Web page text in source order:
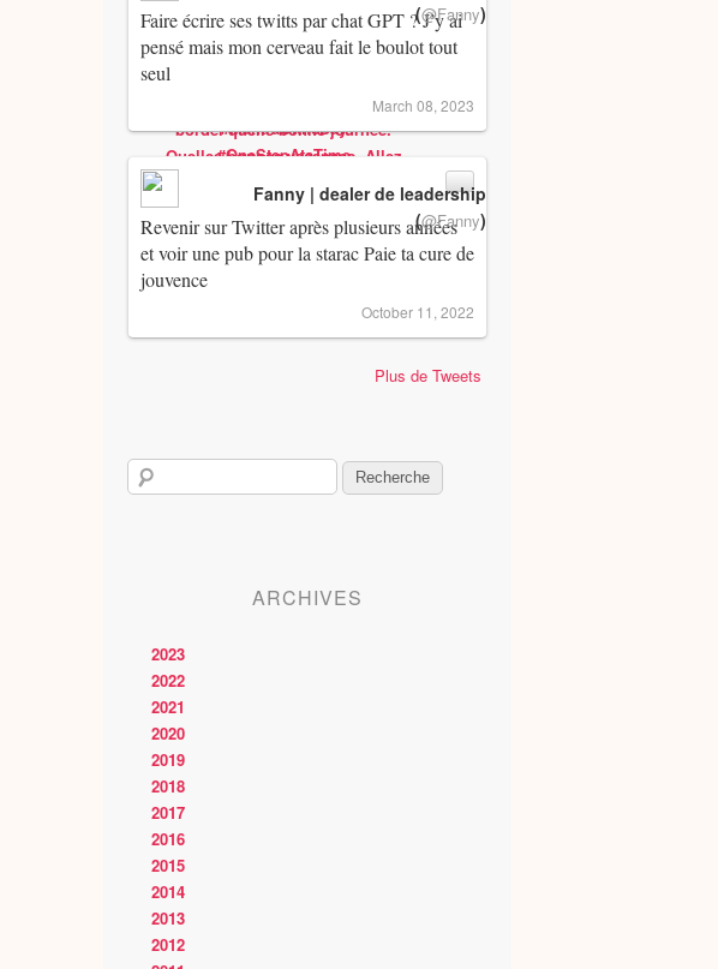
Faire écrire ses twitts par chat GPT ? J’y ai
pensé mais mon cerveau fait le boulot tout
seul
(@Fanny)
March 08, 2023
Revenir sur Twitter après plusieurs années
et voir une pub pour la starac Paie ta cure de
jouvence
Fanny | dealer de leadership
(@Fanny)
October 11, 2022
Plus de Tweets
ARCHIVES
2023
2022
2021
2020
2019
2018
2017
2016
2015
2014
2013
2012